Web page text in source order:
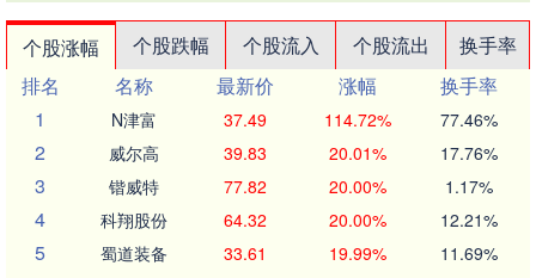
个股涨幅 个股跌幅 个股流入 个股流出
换手率
排名
名称 最新价 涨幅
换手率
1
N津富 37.49 114.72% 77.46%
2 威尔高 39.83 20.01% 17.76%
3 锴威特 77.82 20.00% 1.17%
4 科翔股份 64.32 20.00% 12.21%
5 蜀道装备 33.61 19.99% 11.69%